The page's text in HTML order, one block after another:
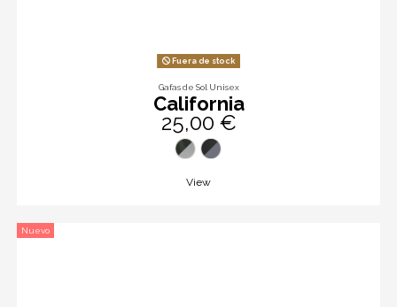
Fuera de stock
Gafas de Sol Unisex
California
25,00 €
View
Nuevo